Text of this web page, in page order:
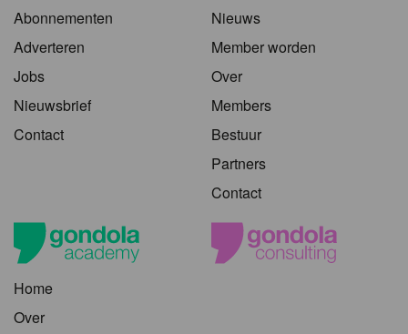
Abonnementen
Adverteren
Jobs
Nieuwsbrief
Contact
Nieuws
Member worden
Over
Members
Bestuur
Partners
Contact
Home
Over